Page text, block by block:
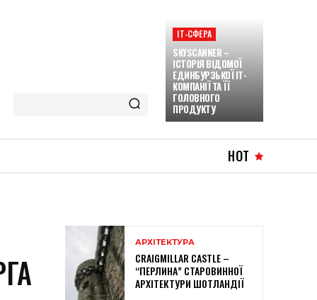
ІТ-СФЕРА
SKYSCANNЕR –
ІСТОРІЯ ВІДОМОЇ
ЕДИНБУРЗЬКОЇ ІТ-
КОМПАНІЇ ТА ЇЇ
ГОЛОВНОГО
ПРОДУКТУ
HOT
АРХІТЕКТУРА
CRAIGMILLAR CASTLE –
“ПЕРЛИНА” СТАРОВИННОЇ
АРХІТЕКТУРИ ШОТЛАНДІЇ